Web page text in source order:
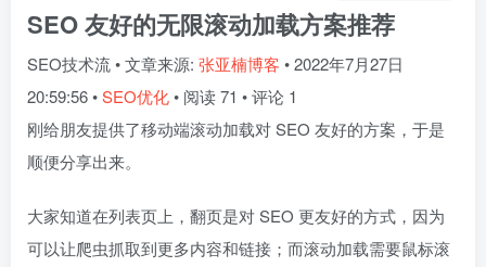
SEO 友好的无限滚动加载方案推荐
SEO技术流•文章来源: 张亚楠博客 •2022年7月27日
20:59:56•SEO优化• 阅读 71 •评论 1
刚给朋友提供了移动端滚动加载对 SEO 友好的方案，于是
顺便分享出来。
大家知道在列表页上，翻页是对 SEO 更友好的方式，因为
可以让爬虫抓取到更多内容和链接；而滚动加载需要鼠标滚